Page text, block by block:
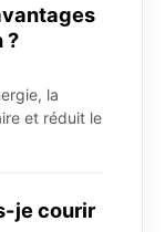
?
la
et réduit le
je courir